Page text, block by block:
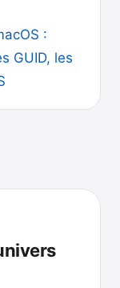
:
GUID, les